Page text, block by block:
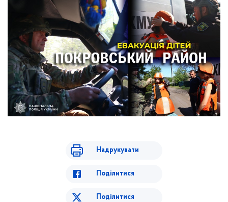
Надрукувати
Поділитися
Поділитися